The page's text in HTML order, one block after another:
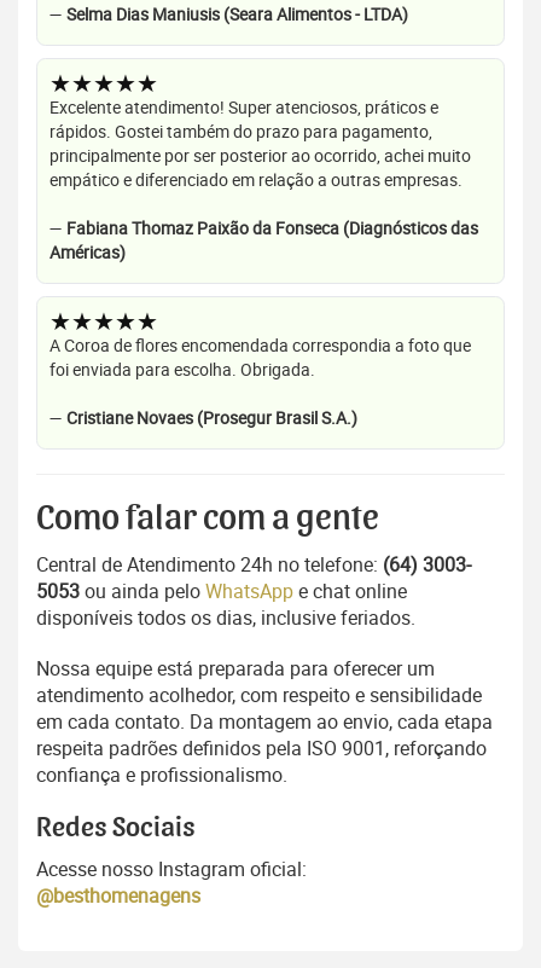
— Selma Dias Maniusis (Seara Alimentos - LTDA)
★★★★★
Excelente atendimento! Super atenciosos, práticos e
rápidos. Gostei também do prazo para pagamento,
principalmente por ser posterior ao ocorrido, achei muito
empático e diferenciado em relação a outras empresas.
— Fabiana Thomaz Paixão da Fonseca (Diagnósticos das
Américas)
★★★★★
A Coroa de flores encomendada correspondia a foto que
foi enviada para escolha. Obrigada.
— Cristiane Novaes (Prosegur Brasil S.A.)
Como falar com a gente
Central de Atendimento 24h no telefone: (64) 3003-
5053ou ainda peloWhatsAppe chat online
disponíveis todos os dias, inclusive feriados.
Nossa equipe está preparada para oferecer um
atendimento acolhedor, com respeito e sensibilidade
em cada contato. Da montagem ao envio, cada etapa
respeita padrões definidos pela ISO 9001, reforçando
confiança e profissionalismo.
Redes Sociais
Acesse nosso Instagram oficial:
@besthomenagens